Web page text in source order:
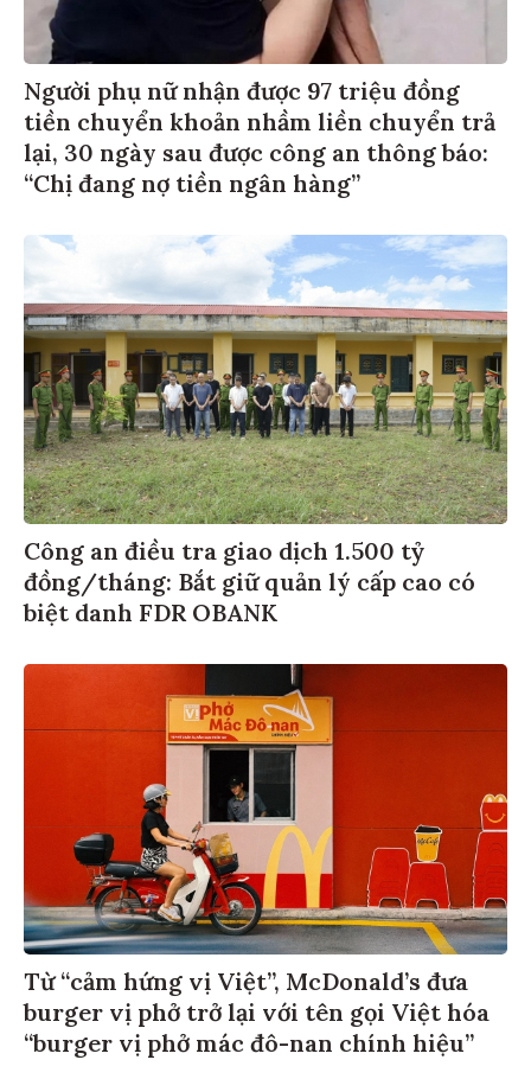
Người phụ nữ nhận được 97 triệu đồng
tiền chuyển khoản nhầm liền chuyển trả
lại, 30 ngày sau được công an thông báo:
“Chị đang nợ tiền ngân hàng”
Công an điều tra giao dịch 1.500 tỷ
đồng/tháng: Bắt giữ quản lý cấp cao có
biệt danh FDR OBANK
Từ “cảm hứng vị Việt”, McDonald’s đưa
burger vị phở trở lại với tên gọi Việt hóa
“burger vị phở mác đô-nan chính hiệu”